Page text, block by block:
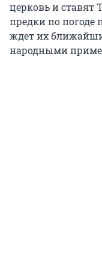
церковь и ставят
предки по погоде
ждет их
народными